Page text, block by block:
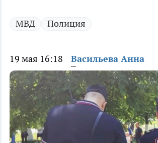
МВД Полиция
19 мая 16:18 Васильева Анна